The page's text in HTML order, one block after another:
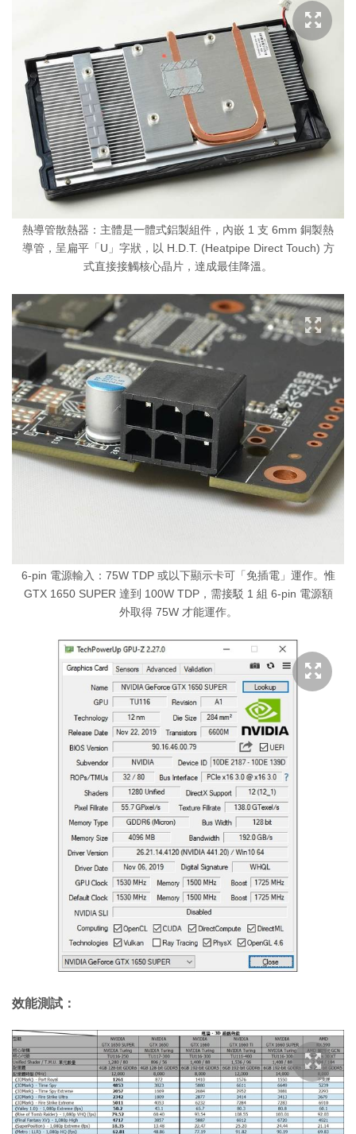
熱導管散熱器：主體是一體式鋁製組件，內嵌 1 支 6mm 銅製熱
導管，呈扁平「U」字狀，以 H.D.T. (Heatpipe Direct Touch) 方
式直接接觸核心晶片，達成最佳降溫。
6-pin 電源輸入：75W TDP 或以下顯示卡可「免插電」運作。惟
GTX 1650 SUPER 達到 100W TDP，需接駁 1 組 6-pin 電源額
外取得 75W 才能運作。
效能測試：